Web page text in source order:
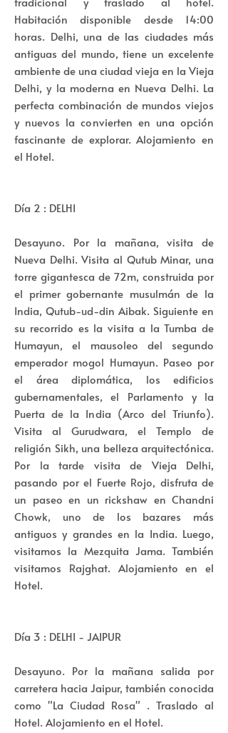
Habitación disponible desde 14:00
horas. Delhi, una de las ciudades más
antiguas del mundo, tiene un excelente
ambiente de una ciudad vieja en la Vieja
Delhi, y la moderna en Nueva Delhi. La
perfecta combinación de mundos viejos
y nuevos la convierten en una opción
fascinante de explorar. Alojamiento en
el Hotel.
Día 2 : DELHI
Desayuno. Por la mañana, visita de
Nueva Delhi. Visita al Qutub Minar, una
torre gigantesca de 72m, construida por
el primer gobernante musulmán de la
India, Qutub-ud-din Aibak. Siguiente en
su recorrido es la visita a la Tumba de
Humayun, el mausoleo del segundo
emperador mogol Humayun. Paseo por
el área diplomática, los edificios
gubernamentales, el Parlamento y la
Puerta de la India (Arco del Triunfo).
Visita al Gurudwara, el Templo de
religión Sikh, una belleza arquitectónica.
Por la tarde visita de Vieja Delhi,
pasando por el Fuerte Rojo, disfruta de
un paseo en un rickshaw en Chandni
Chowk, uno de los bazares más
antiguos y grandes en la India. Luego,
visitamos la Mezquita Jama. También
visitamos Rajghat. Alojamiento en el
Hotel.
Día 3 : DELHI - JAIPUR
Desayuno. Por la mañana salida por
carretera hacia Jaipur, también conocida
como "La Ciudad Rosa" . Traslado al
Hotel. Alojamiento en el Hotel.